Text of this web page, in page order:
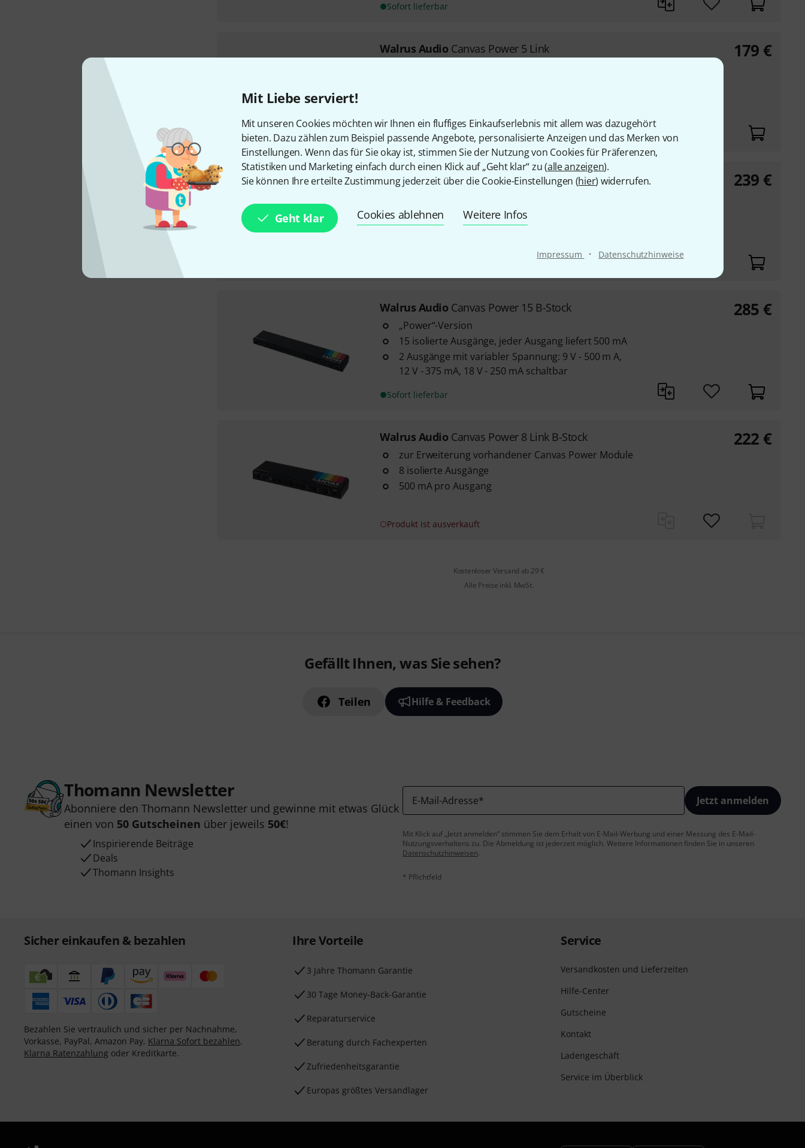
Mit Liebe serviert!
Mit unseren Cookies möchten wir Ihnen ein fluffiges Einkaufserlebnis mit allem was dazugehört
bieten. Dazu zählen zum Beispiel passende Angebote, personalisierte Anzeigen und das Merken von
Einstellungen. Wenn das für Sie okay ist, stimmen Sie der Nutzung von Cookies für Präferenzen,
Statistiken und Marketing einfach durch einen Klick auf „Geht klar“ zu (alle anzeigen).
Sie können Ihre erteilte Zustimmung jederzeit über die Cookie-Einstellungen (hier) widerrufen.
Geht klar Cookies ablehnen Weitere Infos
Impressum · Datenschutzhinweise
Sofort lieferbar
Walrus Audio Canvas Power 5 Link
Sofort lieferbar
179 €
Walrus AudioCanvas Power 8 Link
8 isolierte Ausgänge
500 mA pro Ausgang
239 €
Walrus Audio Canvas Power 15 B-Stock
„Power“-Version
15 isolierte Ausgänge, jeder Ausgang liefert 500 mA
2 Ausgänge mit variabler Spannung: 9 V - 500 m A,
12 V - 375 mA, 18 V - 250 mA schaltbar
Sofort lieferbar
285 €
Walrus Audio Canvas Power 8 Link B-Stock
zur Erweiterung vorhandener Canvas Power Module
8 isolierte Ausgänge
500 mA pro Ausgang
Produkt ist ausverkauft
222 €
Kostenloser Versand ab 29 €
Alle Preise inkl. MwSt.
Gefällt Ihnen, was Sie sehen?
Teilen Hilfe & Feedback
Thomann Newsletter
Abonniere den Thomann Newsletter und gewinne mit etwas Glück
einen von 50 Gutscheinen über jeweils 50€!
Inspirierende Beiträge
Deals
Thomann Insights
E-Mail-Adresse* Jetzt anmelden
Mit Klick auf „Jetzt anmelden“ stimmen Sie dem Erhalt von E-Mail-Werbung und einer Messung des E-Mail-
Nutzungsverhaltens zu. Die Abmeldung ist jederzeit möglich. Weitere Informationen finden Sie in unseren
Datenschutzhinweisen.
* Pflichtfeld
Sicher einkaufen & bezahlen
Bezahlen Sie vertraulich und sicher per Nachnahme,
Vorkasse, PayPal, Amazon Pay, Klarna Sofort bezahlen,
Klarna Ratenzahlung oder Kreditkarte.
Ihre Vorteile
3 Jahre Thomann Garantie
30 Tage Money-Back-Garantie
Reparaturservice
Beratung durch Fachexperten
Zufriedenheitsgarantie
Europas größtes Versandlager
Service
Versandkosten und Lieferzeiten
Hilfe-Center
Gutscheine
Kontakt
Ladengeschäft
Service im Überblick